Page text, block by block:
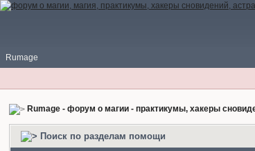
Rumage
Rumage - форум о магии - практикумы, хакеры
Поиск по разделам помощи